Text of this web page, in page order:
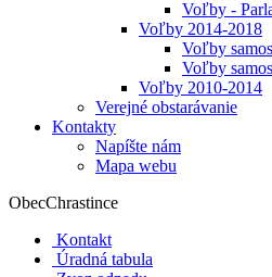
Voľby -
Voľby 2014-2018
Voľby
Voľby
Voľby 2010-2014
Verejné obstarávanie
Kontakty
Napíšte nám
Mapa webu
ObecChrastince
Kontakt
Úradná tabula